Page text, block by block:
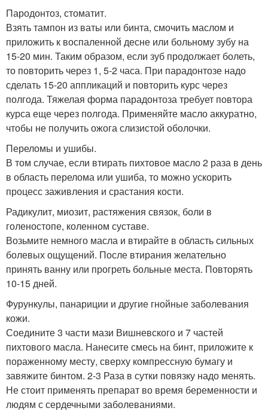
Пародонтоз, стоматит.
Взять тампон из ваты или бинта, смочить маслом и
приложить к воспаленной десне или больному зубу на
15-20 мин. Таким образом, если зуб продолжает болеть,
то повторить через 1, 5-2 часа. При парадонтозе надо
сделать 15-20 аппликаций и повторить курс через
полгода. Тяжелая форма парадонтоза требует повтора
курса еще через полгода. Применяйте масло аккуратно,
чтобы не получить ожога слизистой оболочки.
Переломы и ушибы.
В том случае, если втирать пихтовое масло 2 раза в день
в область перелома или ушиба, то можно ускорить
процесс заживления и срастания кости.
Радикулит, миозит, растяжения связок, боли в
голеностопе, коленном суставе.
Возьмите немного масла и втирайте в область сильных
болевых ощущений. После втирания желательно
принять ванну или прогреть больные места. Повторять
10-15 дней.
Фурункулы, панариции и другие гнойные заболевания
кожи.
Соедините 3 части мази Вишневского и 7 частей
пихтового масла. Нанесите смесь на бинт, приложите к
пораженному месту, сверху компрессную бумагу и
завяжите бинтом. 2-3 Раза в сутки повязку надо менять.
Не стоит применять препарат во время беременности и
людям с сердечными заболеваниями.